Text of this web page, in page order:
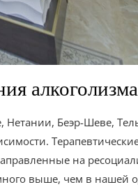
Беэр-Шеве,
на
выше, чем в нашей